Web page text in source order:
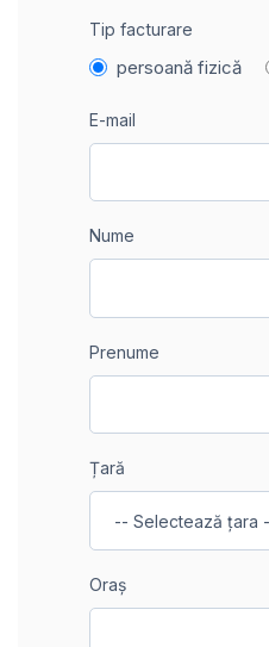
Tip facturare
persoană fizică
E-mail
Nume
Prenume
Țară
Oraș